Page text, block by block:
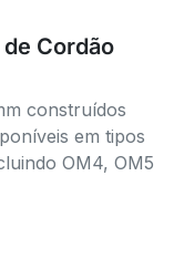
Cordão
construídos
em tipos
OM4, OM5